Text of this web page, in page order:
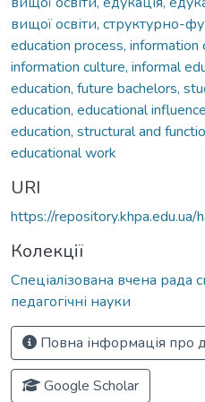
вищої освіти, структурно-
education process, information
information culture, informal
education, future bachelors,
education, educational
education, structural and
educational work
URI
https://
Колекції
Спеціалізована вчена рада
педагогічні науки
Повна інформація про
Google Scholar